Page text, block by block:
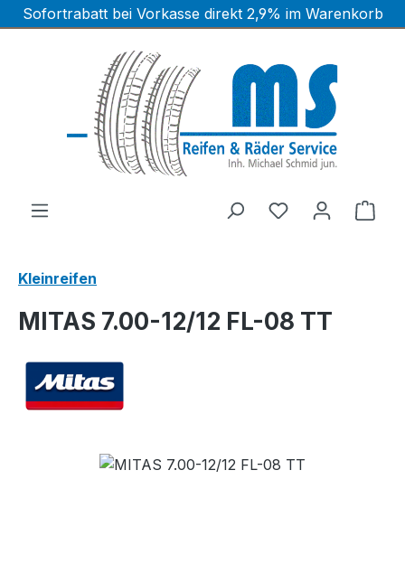
Zum Hauptinhalt springen
Sofortrabatt bei Vorkasse direkt 2,9% im Warenkorb
Kleinreifen
MITAS 7.00-12/12 FL-08 TT
Bildergalerie überspringen